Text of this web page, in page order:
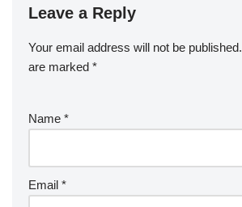
Leave a Reply
Your email address will not be published.
are marked *
Name *
Email *